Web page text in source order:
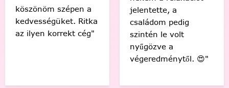
élmény volt minden
egyes ecsetvonás!
Köszönöm Festede!
Soha nem hittem
volna, hogy egy ilyen
alkotást festéssel
meg tudok csinálni.
🙂"